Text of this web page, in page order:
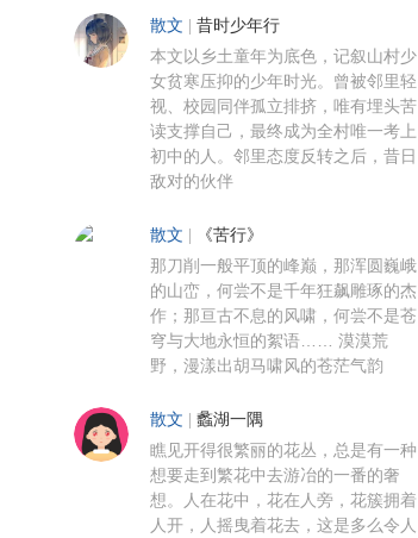
散文 昔时少年行
本文以乡土童年为底色，记叙山村少
女贫寒压抑的少年时光。曾被邻里轻
视、校园同伴孤立排挤，唯有埋头苦
读支撑自己，最终成为全村唯一考上
初中的人。邻里态度反转之后，昔日
敌对的伙伴
散文 《苦行》
那刀削一般平顶的峰巅，那浑圆巍峨
的山峦，何尝不是千年狂飙雕琢的杰
作；那亘古不息的风啸，何尝不是苍
穹与大地永恒的絮语…… 漠漠荒
野，漫漾出胡马啸风的苍茫气韵
散文 蠡湖一隅
瞧见开得很繁丽的花丛，总是有一种
想要走到繁花中去游冶的一番的奢
想。人在花中，花在人旁，花簇拥着
人开，人摇曳着花去，这是多么令人